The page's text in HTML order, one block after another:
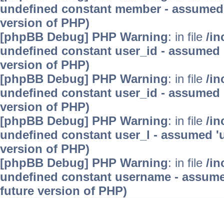
undefined constant member -
version of PHP)
[phpBB Debug] PHP Warning: in file /
undefined constant user_id -
version of PHP)
[phpBB Debug] PHP Warning: in file /
undefined constant user_id -
version of PHP)
[phpBB Debug] PHP Warning: in file /
undefined constant user_l - assumed
version of PHP)
[phpBB Debug] PHP Warning: in file /
undefined constant username -
future version of PHP)